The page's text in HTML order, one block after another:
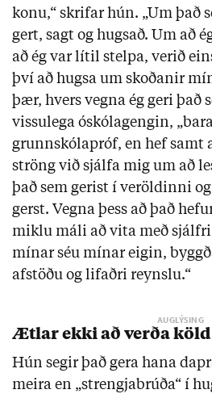
konu,“ skrifar hún. „Um það
gert, sagt og hugsað. Um að
að ég var lítil stelpa, verið
því að hugsa um skoðanir
þær, hvers vegna ég geri það
vissulega óskólagengin,
grunnskólapróf, en hef samt
ströng við sjálfa mig um að
það sem gerist í veröldinni
gerst. Vegna þess að það
miklu máli að vita með sjálfri
mínar séu mínar eigin,
afstöðu og lifaðri reynslu.“
Ætlar ekki að verða köld
Hún segir það gera hana
meira en „strengjabrúða“ í